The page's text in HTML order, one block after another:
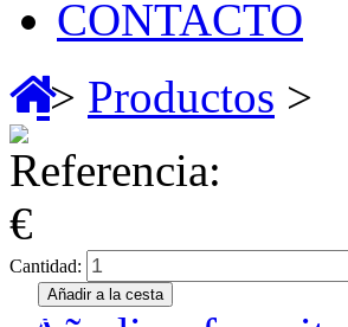
CONTACTO
> Productos >
Referencia:
€
Cantidad: